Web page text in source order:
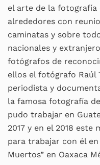
el arte de la fotografía
alrededores con
caminatas y sobre
nacionales y
fotógrafos de
ellos el fotógrafo Raúl
periodista y
la famosa fotografía
pudo trabajar en
2017 y en el 2018
para trabajar con él
Muertos” en Oaxaca